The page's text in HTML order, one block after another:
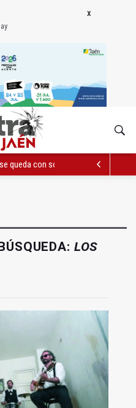
queda con solo dos bomberos por
LOS